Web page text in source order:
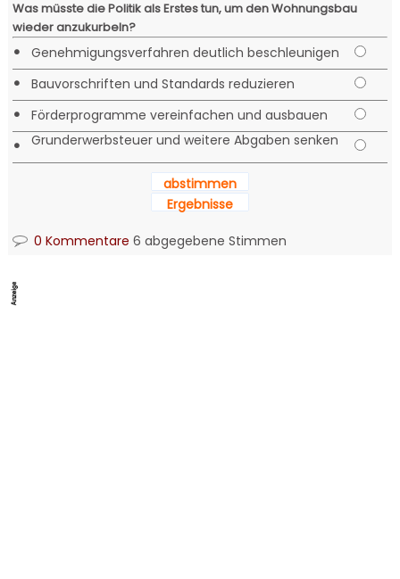
Was müsste die Politik als Erstes tun, um den Wohnungsbau
wieder anzukurbeln?
• Genehmigungsverfahren deutlich beschleunigen
• Bauvorschriften und Standards reduzieren
• Förderprogramme vereinfachen und ausbauen
• Grunderwerbsteuer und weitere Abgaben senken
abstimmen
Ergebnisse
0 Kommentare 6 abgegebene Stimmen